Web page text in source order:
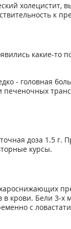
холецистит,
к
какие-то
- головная
доза 1.5
курсы.
крови. Бели 3-
с